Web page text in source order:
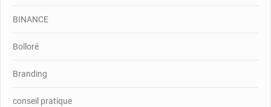
BINANCE
Bolloré
Branding
conseil pratique